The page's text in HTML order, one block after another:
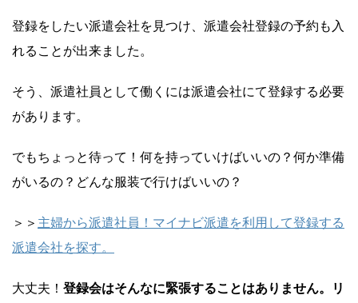
登録をしたい派遣会社を見つけ、派遣会社登録の予約も入
れることが出来ました。
そう、派遣社員として働くには派遣会社にて登録する必要
があります。
でもちょっと待って！何を持っていけばいいの？何か準備
がいるの？どんな服装で行けばいいの？
＞＞ 主婦から派遣社員！マイナビ派遣を利用して登録する
派遣会社を探す。
大丈夫！ 登録会はそんなに緊張することはありません。リ